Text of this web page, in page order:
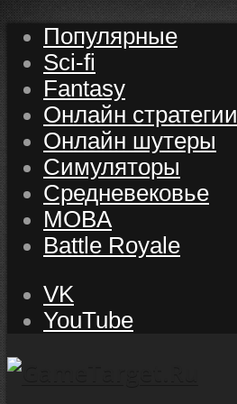
Популярные
Sci-fi
Fantasy
Онлайн стратегии
Онлайн шутеры
Симуляторы
Средневековье
MOBA
Battle Royale
VK
YouTube